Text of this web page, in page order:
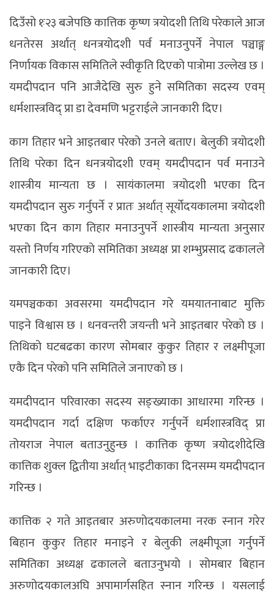
दिउँसो १ः२३ बजेपछि कात्तिक कृष्ण त्रयोदशी तिथि परेकाले आज
धनतेरस अर्थात् धनत्रयोदशी पर्व मनाउनुपर्ने नेपाल पञ्चाङ्ग
निर्णायक विकास समितिले स्वीकृति दिएको पात्रोमा उल्लेख छ ।
यमदीपदान पनि आजैदेखि सुरु हुने समितिका सदस्य एवम्
धर्मशास्त्रविद् प्रा डा देवमणि भट्टराईले जानकारी दिए।
काग तिहार भने आइतबार परेको उनले बताए। बेलुकी त्रयोदशी
तिथि परेका दिन धनत्रयोदशी एवम् यमदीपदान पर्व मनाउने
शास्त्रीय मान्यता छ । सायंकालमा त्रयोदशी भएका दिन
यमदीपदान सुरु गर्नुपर्ने र प्रातः अर्थात् सूर्योदयकालमा त्रयोदशी
भएका दिन काग तिहार मनाउनुपर्ने शास्त्रीय मान्यता अनुसार
यस्तो निर्णय गरिएको समितिका अध्यक्ष प्रा शम्भुप्रसाद ढकालले
जानकारी दिए।
यमपञ्चकका अवसरमा यमदीपदान गरे यमयातनाबाट मुक्ति
पाइने विश्वास छ । धनवन्तरी जयन्ती भने आइतबार परेको छ ।
तिथिको घटबढका कारण सोमबार कुकुर तिहार र लक्ष्मीपूजा
एकै दिन परेको पनि समितिले जनाएको छ ।
यमदीपदान परिवारका सदस्य सङ्ख्याका आधारमा गरिन्छ ।
यमदीपदान गर्दा दक्षिण फर्काएर गर्नुपर्ने धर्मशास्त्रविद् प्रा
तोयराज नेपाल बताउनुहुन्छ । कात्तिक कृष्ण त्रयोदशीदेखि
कात्तिक शुक्ल द्वितीया अर्थात् भाइटीकाका दिनसम्म यमदीपदान
गरिन्छ ।
कात्तिक २ गते आइतबार अरुणोदयकालमा नरक स्नान गरेर
बिहान कुकुर तिहार मनाइने र बेलुकी लक्ष्मीपूजा गर्नुपर्ने
समितिका अध्यक्ष ढकालले बताउनुभयो । सोमबार बिहान
अरुणोदयकालअघि अपामार्गसहित स्नान गरिन्छ । यसलाई